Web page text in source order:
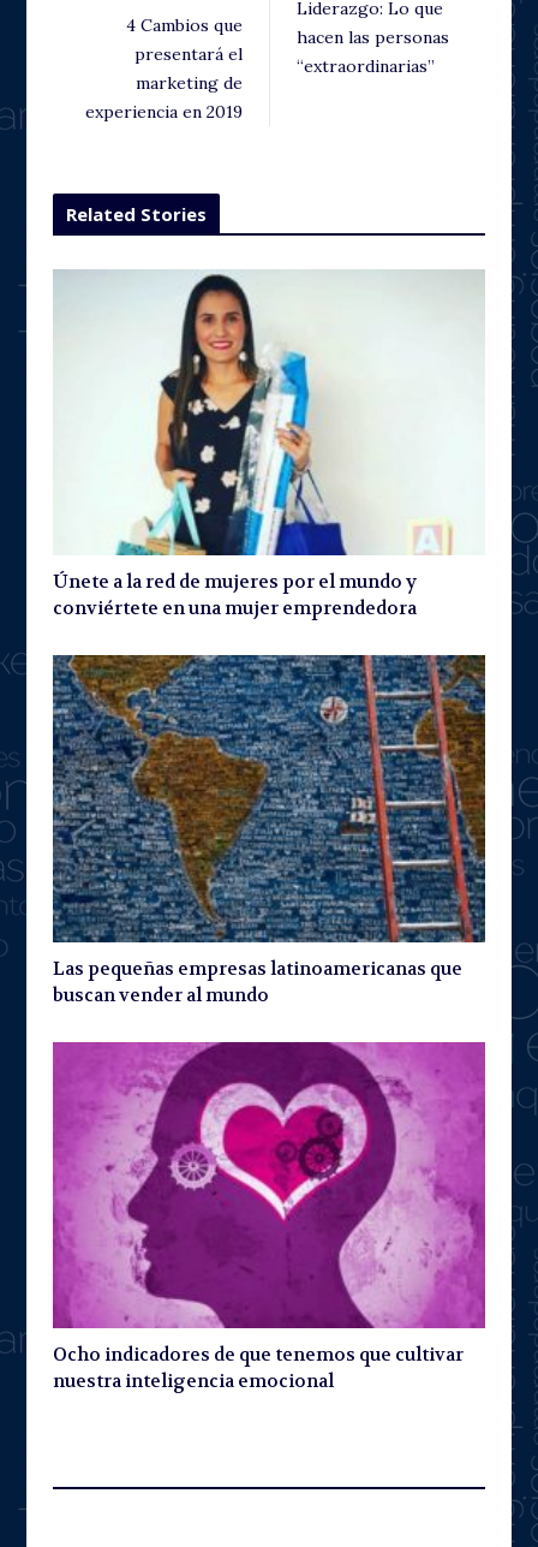
4 Cambios que
presentará el
marketing de
experiencia en 2019
Liderazgo: Lo que
hacen las personas
“extraordinarias”
Related Stories
Únete a la red de mujeres por el mundo y
conviértete en una mujer emprendedora
Las pequeñas empresas latinoamericanas que
buscan vender al mundo
Ocho indicadores de que tenemos que cultivar
nuestra inteligencia emocional